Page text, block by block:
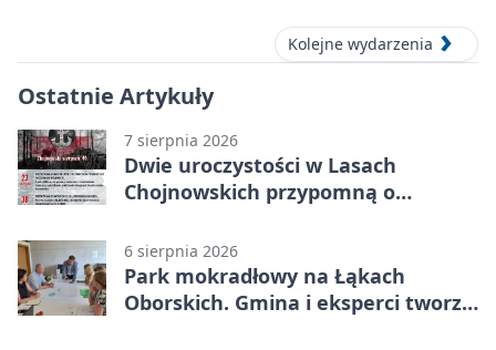
Kolejne wydarzenia
Ostatnie Artykuły
7 sierpnia 2026
Dwie uroczystości w Lasach
Chojnowskich przypomną o
6 sierpnia 2026
Park mokradłowy na Łąkach
Oborskich. Gmina i eksperci tworzą